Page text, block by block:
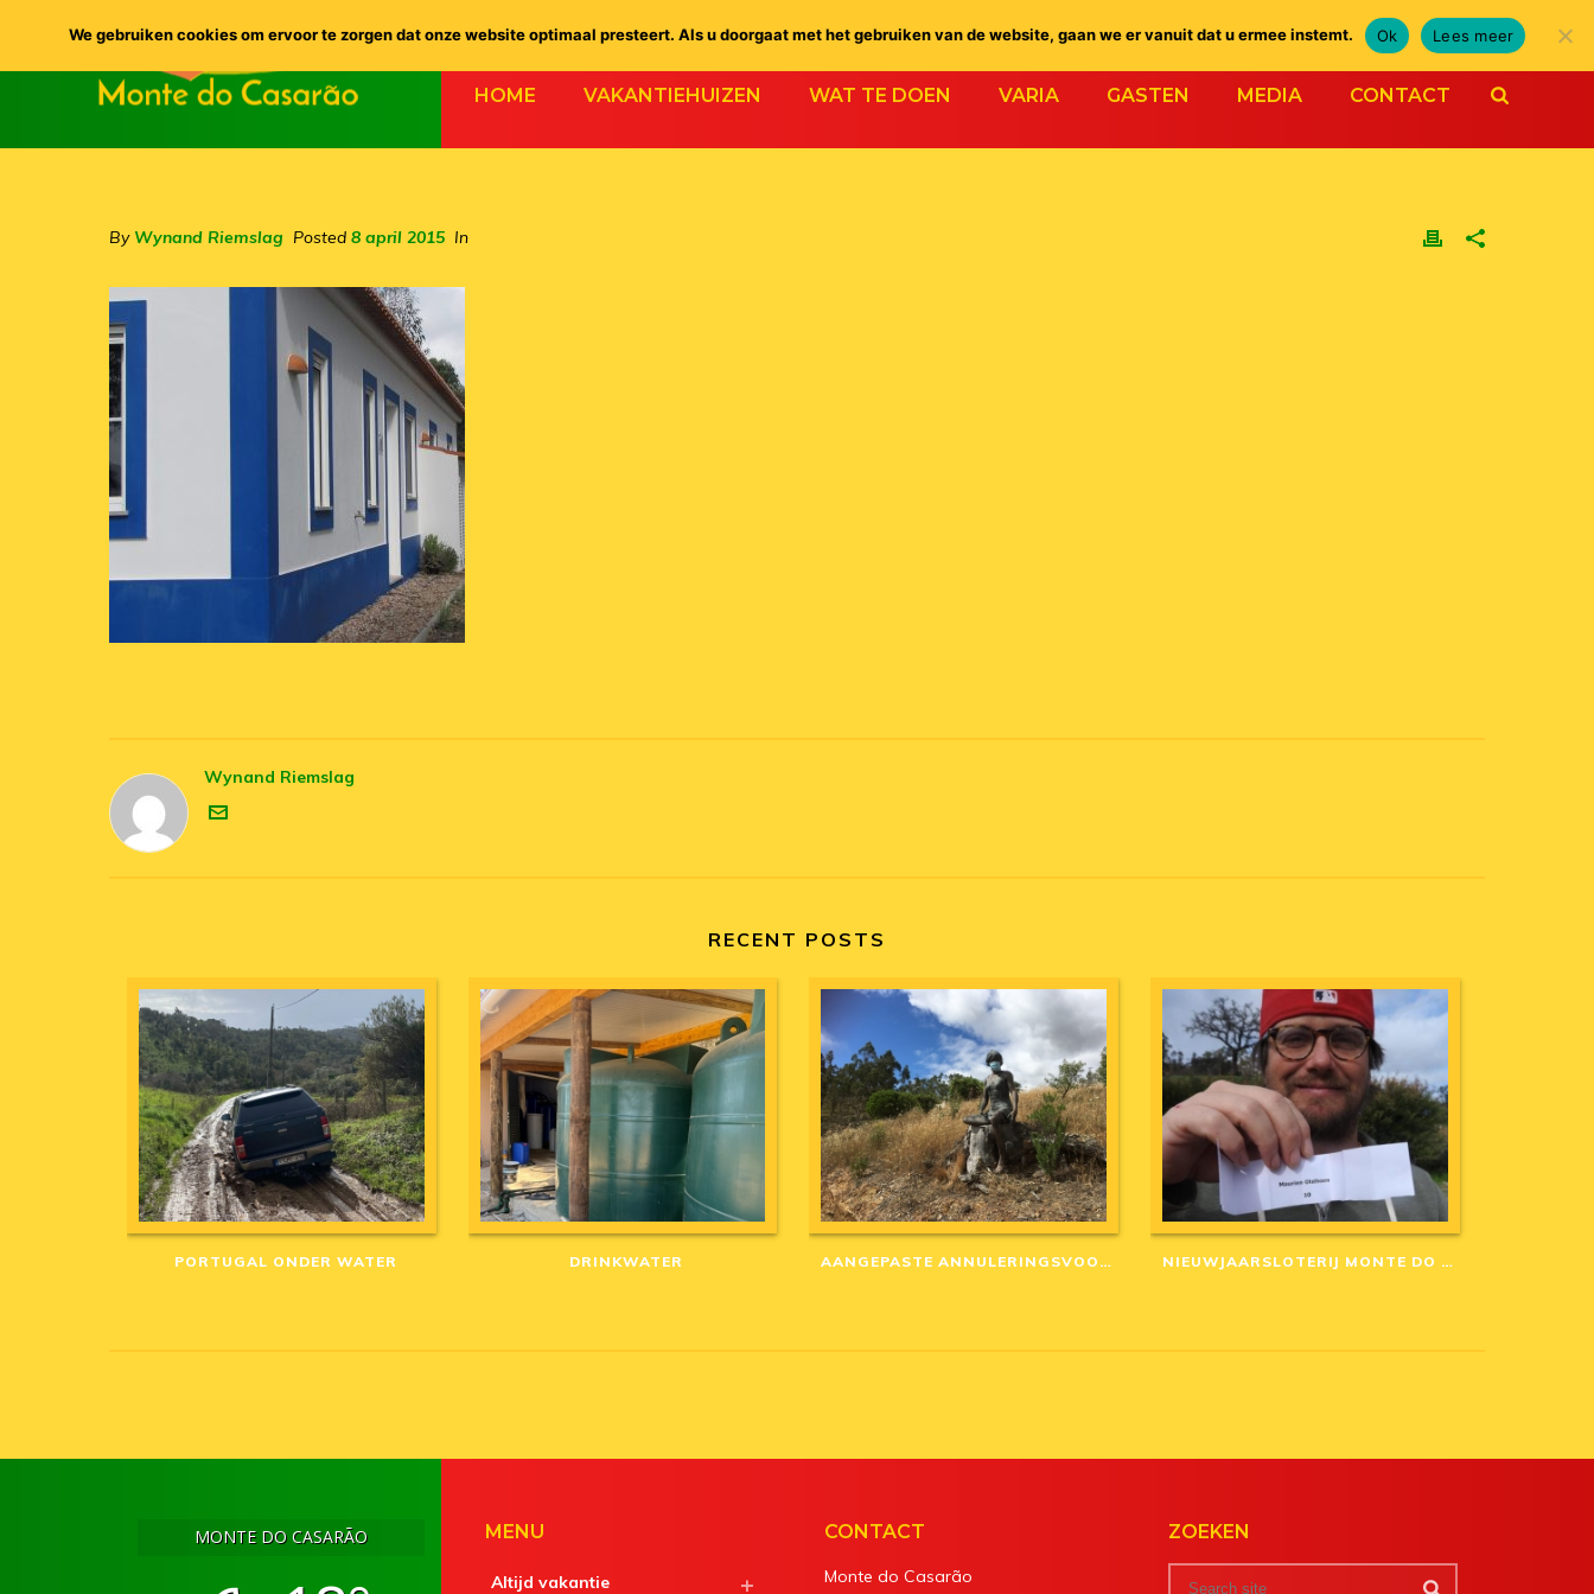
HOME VAKANTIEHUIZEN WAT TE DOEN VARIA GASTEN MEDIA CONTACT
By Wynand Riemslag Posted 8 april 2015 In
Wynand Riemslag
RECENT POSTS
PORTUGAL ONDER WATER DRINKWATER AANGEPASTE ANNULERINGSVOORWAARDEN IN CORONA-TIJD NIEUWJAARSLOTERIJ MONTE DO CASARÃO: WINNAARS VAN 2020
MONTE DO CASARÃO MENU
Altijd vakantie
CONTACT
Monte do Casarão
ZOEKEN
We gebruiken cookies om ervoor te zorgen dat onze website optimaal presteert. Als u doorgaat met het gebruiken van de website, gaan we er vanuit dat u ermee instemt. Ok Lees meer